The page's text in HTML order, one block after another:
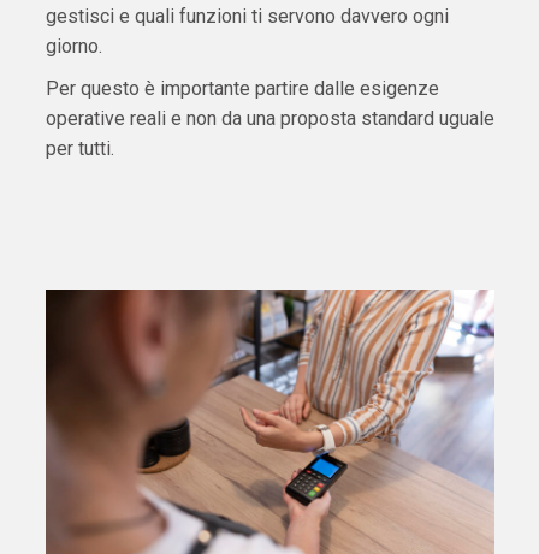
gestisci e quali funzioni ti servono davvero ogni
giorno.
Per questo è importante partire dalle esigenze
operative reali e non da una proposta standard uguale
per tutti.